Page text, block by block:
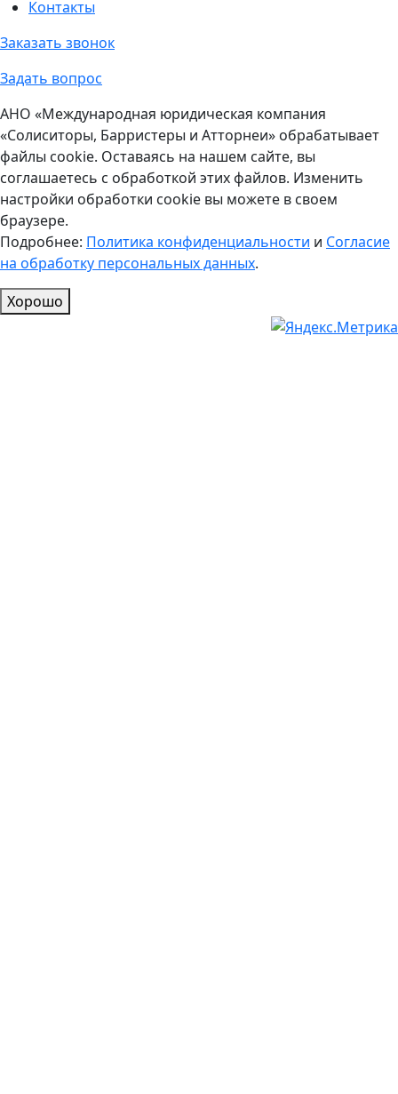
Контакты
Заказать звонок
Задать вопрос
АНО «Международная юридическая компания
«Солиситоры, Барристеры и Атторнеи» обрабатывает
файлы cookie. Оставаясь на нашем сайте, вы
соглашаетесь с обработкой этих файлов. Изменить
настройки обработки cookie вы можете в своем
браузере.
Подробнее: Политика конфиденциальности и Согласие
на обработку персональных данных.
Хорошо